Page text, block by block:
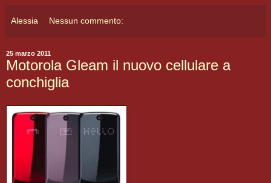
Alessia Nessun commento:
25 marzo 2011
Motorola Gleam il nuovo cellulare a
conchiglia